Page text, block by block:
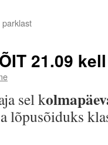
21.09
sel k
lõpusõiduks